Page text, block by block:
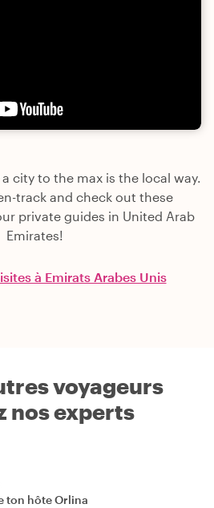
city to the max is the local way.
track and check out these
private guides in United Arab
Emirates!
à Emirats Arabes Unis
voyageurs
nos experts
ton hôteOrlina